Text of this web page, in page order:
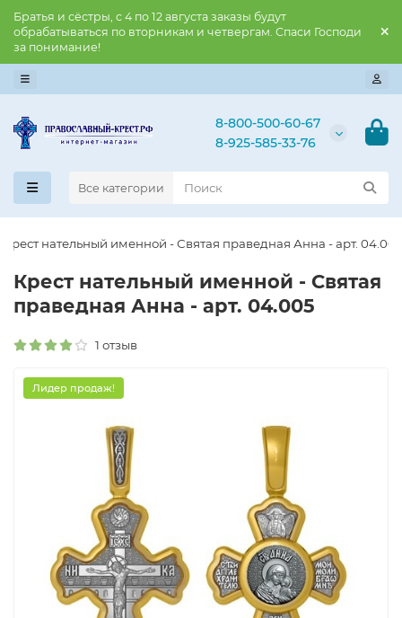
Братья и сёстры, с 4 по 12 августа заказы будут
обрабатываться по вторникам и четвергам. Спаси Господи
за понимание!
8-800-500-60-67
8-925-585-33-76
Все категории
Крест нательный именной - Святая праведная Анна - арт. 04.005
Крест нательный именной - Святая
праведная Анна - арт. 04.005
1 отзыв
Лидер продаж!